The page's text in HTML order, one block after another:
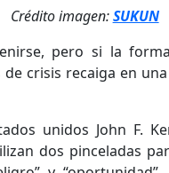
Crédito imagen:SUKUN
pero si la
crisis recaiga en
unidos John F.
dos pinceladas